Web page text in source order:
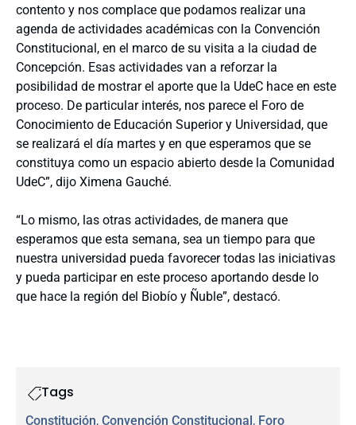
contento y nos complace que podamos realizar una
agenda de actividades académicas con la Convención
Constitucional, en el marco de su visita a la ciudad de
Concepción. Esas actividades van a reforzar la
posibilidad de mostrar el aporte que la UdeC hace en este
proceso. De particular interés, nos parece el Foro de
Conocimiento de Educación Superior y Universidad, que
se realizará el día martes y en que esperamos que se
constituya como un espacio abierto desde la Comunidad
UdeC”, dijo Ximena Gauché.
“Lo mismo, las otras actividades, de manera que
esperamos que esta semana, sea un tiempo para que
nuestra universidad pueda favorecer todas las iniciativas
y pueda participar en este proceso aportando desde lo
que hace la región del Biobío y Ñuble”, destacó.
Tags
Constitución, Convención Constitucional , Foro